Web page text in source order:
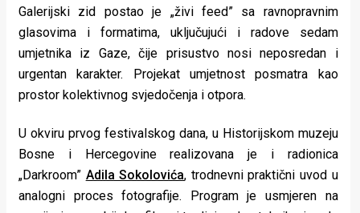
Galerijski zid postao je „živi feed” sa ravnopravnim
glasovima i formatima, uključujući i radove sedam
umjetnika iz Gaze, čije prisustvo nosi neposredan i
urgentan karakter. Projekat umjetnost posmatra kao
prostor kolektivnog svjedočenja i otpora.
U okviru prvog festivalskog dana, u Historijskom muzeju
Bosne i Hercegovine realizovana je i radionica
„Darkroom” Adila Sokolovića, trodnevni praktični uvod u
analogni proces fotografije. Program je usmjeren na